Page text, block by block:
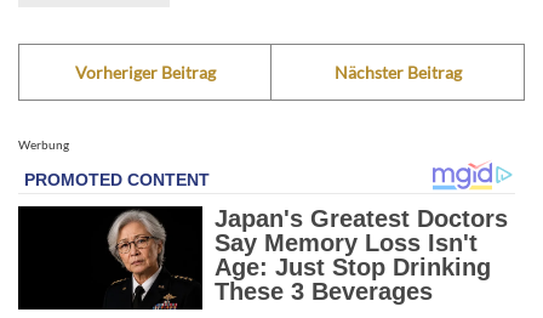
Vorheriger Beitrag Nächster Beitrag
Werbung